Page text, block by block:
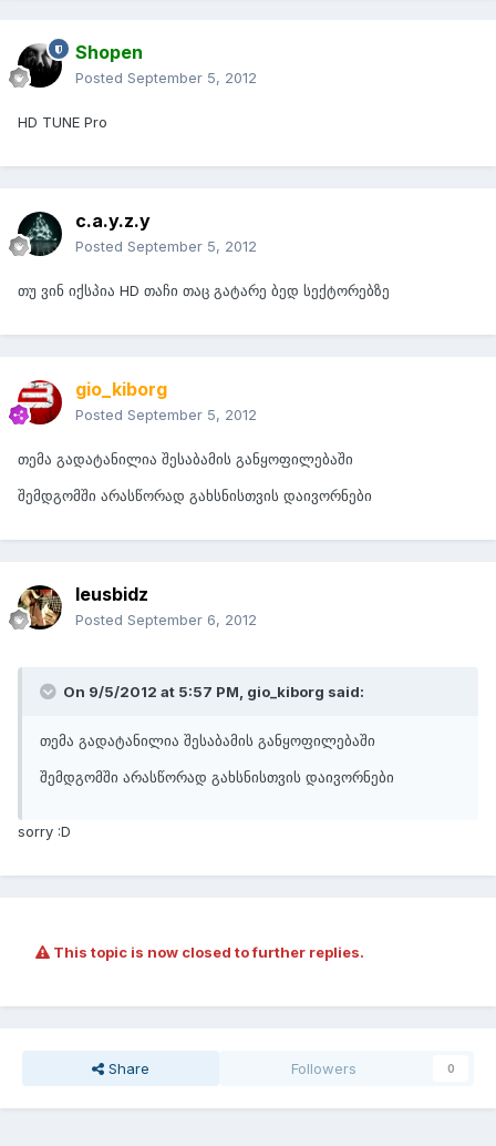
Shopen
Posted September 5, 2012
HD TUNE Pro
c.a.y.z.y
Posted September 5, 2012
თუ ვინ იქსპია HD თაჩი თაც გატარე ბედ სექტორებზე
gio_kiborg
Posted September 5, 2012
თემა გადატანილია შესაბამის განყოფილებაში
შემდგომში არასწორად გახსნისთვის დაივორნები
leusbidz
Posted September 6, 2012
On 9/5/2012 at 5:57 PM, gio_kiborg said:
თემა გადატანილია შესაბამის განყოფილებაში
შემდგომში არასწორად გახსნისთვის დაივორნები
sorry :D
This topic is now closed to further replies.
Share Followers 0